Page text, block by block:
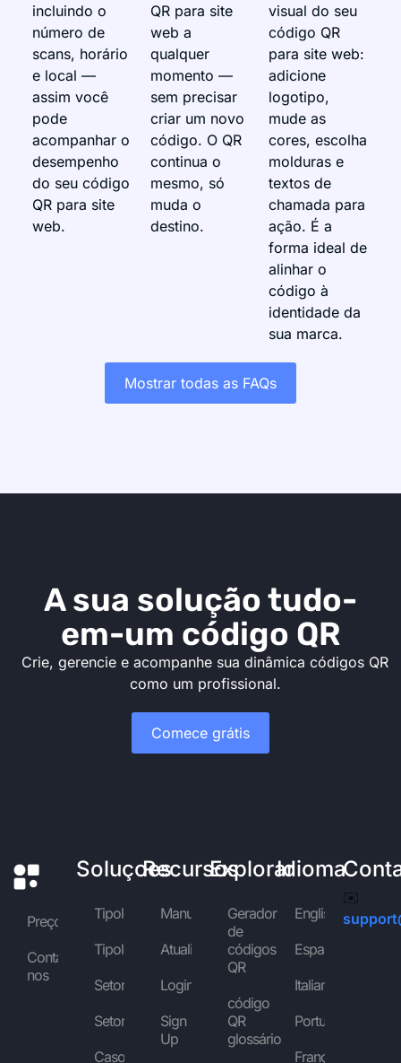
incluindo o
número de
scans, horário
e local —
assim você
pode
acompanhar o
desempenho
do seu código
QR para site
web.
QR para site
web a
qualquer
momento —
sem precisar
criar um novo
código. O QR
continua o
mesmo, só
muda o
destino.
visual do seu
código QR
para site web:
adicione
logotipo,
mude as
cores, escolha
molduras e
textos de
chamada para
ação. É a
forma ideal de
alinhar o
código à
identidade da
sua marca.
Mostrar todas as FAQs
A sua solução tudo-
em-um código QR
Crie, gerencie e acompanhe sua dinâmica códigos QR
como um profissional.
Comece grátis
Preços
Contactar-
nos
Soluçoes
Tipologias
Tipologias
Setores
Setores
Casos
Recursos
Manuais
Atualidade
Login
Sign
Up
Explorar
Gerador
de
códigos
QR
código
QR
glossário
Idioma
English
Español
Italiano
Português
Français
✉️